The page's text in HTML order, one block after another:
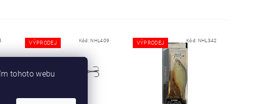
VÝPRODEJ Kód: NHL409 VÝPRODEJ Kód: NHL342
tohoto webu